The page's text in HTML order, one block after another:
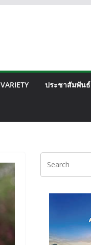
ประชาสัมพันธ์